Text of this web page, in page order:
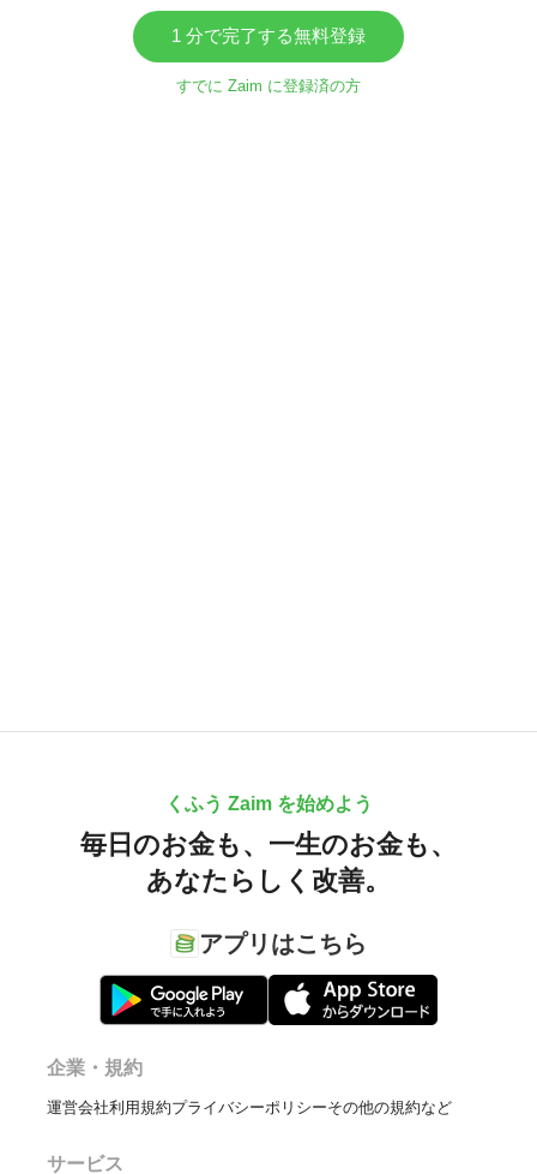
1 分で完了する無料登録
すでに Zaim に登録済の方
くふう Zaim を始めよう
毎日のお金も、 一生のお金も、
あなたらしく改善。
アプリはこちら
企業・規約
運営会社利用規約プライバシーポリシーその他の規約など
サービス